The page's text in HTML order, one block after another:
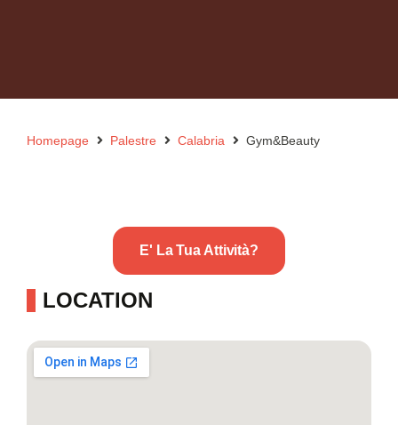
Homepage Palestre Calabria Gym&Beauty
E' La Tua Attività?
LOCATION